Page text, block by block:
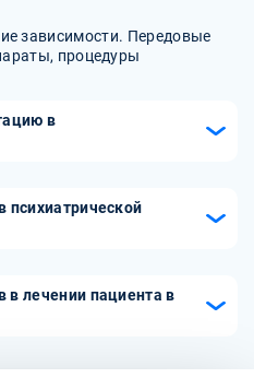
зависимости. Передовые
процедуры
в
форму на сайте. При
симптомы и проблемы,
психиатрической
симптомов с врачом,
и, при необходимости,
в лечении пациента в